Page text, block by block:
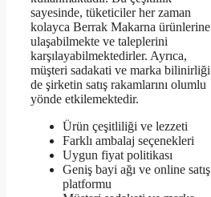
sayesinde, tüketiciler her zaman
kolayca Berrak Makarna ürünlerine
ulaşabilmekte ve taleplerini
karşılayabilmektedirler. Ayrıca,
müşteri sadakati ve marka bilinirliği
de şirketin satış rakamlarını olumlu
yönde etkilemektedir.
Ürün çeşitliliği ve lezzeti
Farklı ambalaj seçenekleri
Uygun fiyat politikası
Geniş bayi ağı ve online satış
platformu